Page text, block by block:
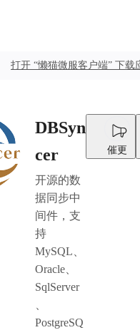
打开 “懒猫微服客户端” 下载
DBSyn
cer
开源的数
据同步中
间件，支
持
MySQL、
Oracle、
SqlServer
PostgreSQ
催更